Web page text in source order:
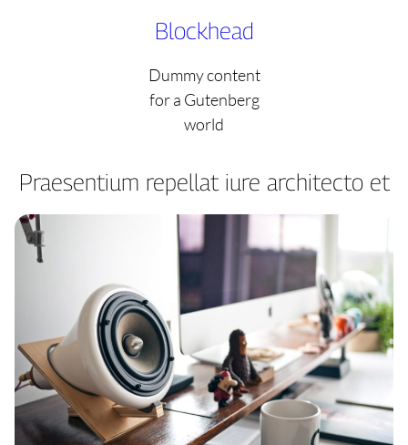
Blockhead
Dummy content
for a Gutenberg
world
Praesentium repellat iure architecto et